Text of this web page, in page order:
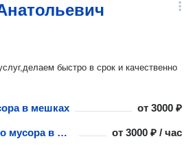
быстро в срок и качественно
в мешках от3000 ₽
Вывоз строительного мусора в мешках от3000 ₽ / час